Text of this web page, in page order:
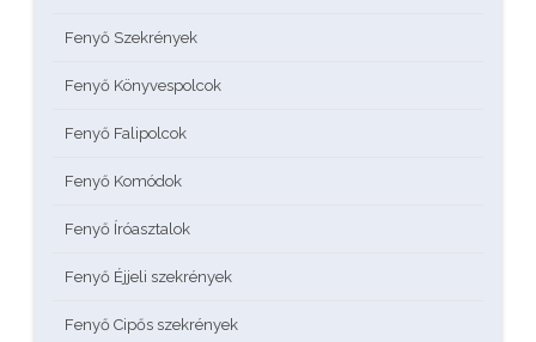
Fenyő Szekrények
Fenyő Könyvespolcok
Fenyő Falipolcok
Fenyő Komódok
Fenyő Íróasztalok
Fenyő Éjjeli szekrények
Fenyő Cipős szekrények